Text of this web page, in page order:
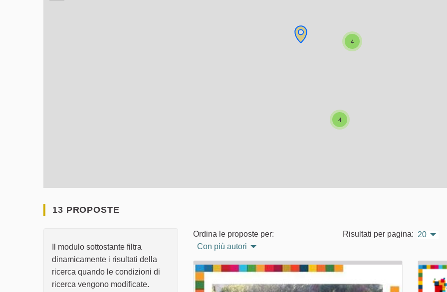
4
4
13 PROPOSTE
Il modulo sottostante filtra
dinamicamente i risultati della
ricerca quando le condizioni di
ricerca vengono modificate.
Ordina le proposte per:
Con più autori
Risultati per pagina: 20